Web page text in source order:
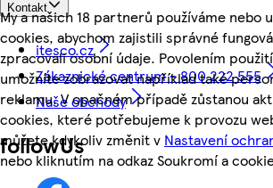
My a našich 18 partnerů používáme nebo
cookies, abychom zajistili správné
zpracovali osobní údaje. Povolením
umožníte zobrazovat například také
reklamu. V opačném případě zůstanou
cookies, které potřebujeme k provozu
můžete kdykoliv změnit v Nastavení
nebo kliknutím na odkaz Soukromí a
Kontakt
itesco.cz
Zákaznické centrum - 800 222 555
Naše obchody
followUs